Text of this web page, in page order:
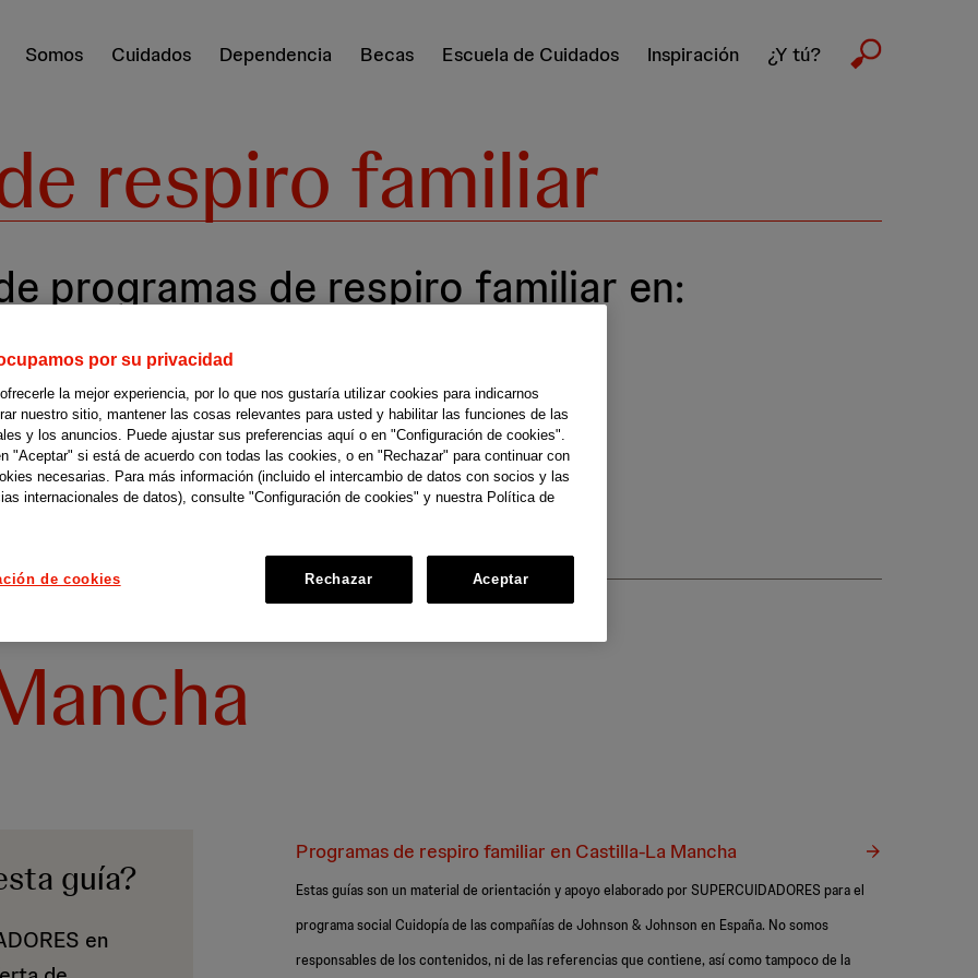
Somos Cuidados Dependencia Becas Escuela de Cuidados Inspiración ¿Y tú?
respiro familiar
programas de respiro familiar en:
guía?
en
Programas de respiro familiar en Castilla-La Mancha
Estas guías son un material de orientación y apoyo elaborado por SUPERCUIDADORES para el
programa social Cuidopía de las compañías de Johnson & Johnson en España. No somos
responsables de los contenidos, ni de las referencias que contiene, así como tampoco de la
por su privacidad
la mejor experiencia, por lo que nos gustaría utilizar cookies para indicarnos
nuestro sitio, mantener las cosas relevantes para usted y habilitar las funciones de las
y los anuncios. Puede ajustar sus preferencias aquí o en "Configuración de cookies".
"Aceptar" si está de acuerdo con todas las cookies, o en "Rechazar" para continuar con
necesarias. Para más información (incluido el intercambio de datos con socios y las
internacionales de datos), consulte "Configuración de cookies" y nuestra Política de
de cookies Rechazar Aceptar